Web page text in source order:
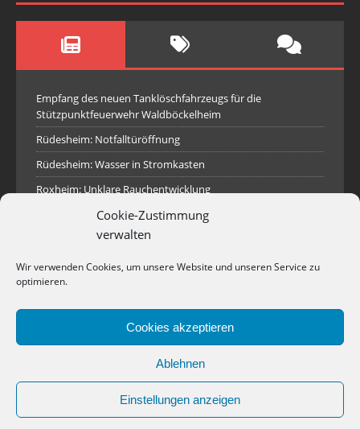
Cookie-Zustimmung
verwalten
Wir verwenden Cookies, um unsere Website und unseren Service zu
optimieren.
Cookies akzeptieren
Ablehnen
Einstellungen anzeigen
Empfang des neuen Tanklöschfahrzeugs für die
Stützpunktfeuerwehr Waldböckelheim
Rüdesheim: Notfalltüröffnung
Rüdesheim: Wasser in Stromkasten
Roxheim: Unklare Rauchentwicklung
Sprendlingen: Überörtliche Hilfe bei Industriebrand in
Sprendlingen
Rüdesheim: Aufgerissener Dieseltank
Industriepark Pferdsfeld: Brand eines Holzpolter